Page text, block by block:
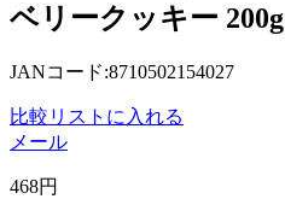
ベリークッキー 200g
JANコード:8710502154027
比較リストに入れる
メール
468円